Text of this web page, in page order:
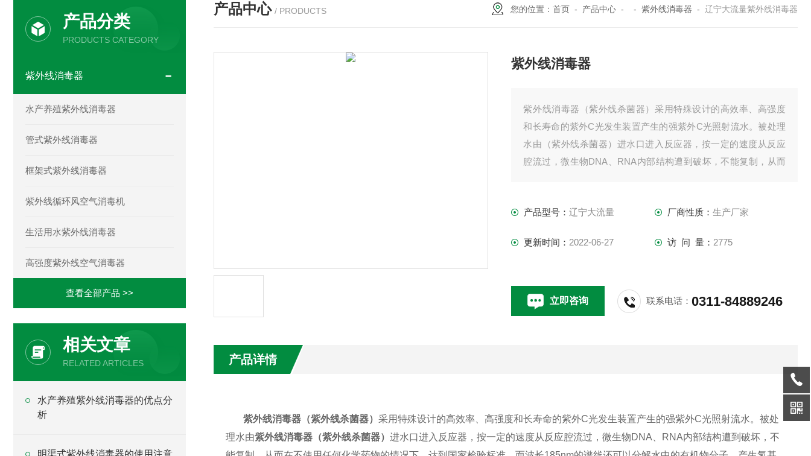
产品分类
PRODUCTS CATEGORY
紫外线消毒器
水产养殖紫外线消毒器
管式紫外线消毒器
框架式紫外线消毒器
紫外线循环风空气消毒机
生活用水紫外线消毒器
高强度紫外线空气消毒器
查看全部产品 >>
相关文章
RELATED ARTICLES
水产养殖紫外线消毒器的优点分
析
明渠式紫外线消毒器的使用注意
产品中心 / PRODUCTS 您的位置： 首页 - 产品中心 - - 紫外线消毒器 - 辽宁大流量紫外线消毒器
紫外线消毒器
紫外线消毒器（紫外线杀菌器）采用特殊设计的高效率、高强度
和长寿命的紫外C光发生装置产生的强紫外C光照射流水。被处理
水由（紫外线杀菌器）进水口进入反应器，按一定的速度从反应
腔流过，微生物DNA、RNA内部结构遭到破坏，不能复制，从而
将水中有机物分子氧化为二氧化碳，达到去除TO
产品型号：辽宁大流量 厂商性质： 生产厂家
更新时间： 2022-06-27 访 问 量： 2775
立即咨询 联系电话：0311-84889246
产品详情
紫外线消毒器（紫外线杀菌器）采用特殊设计的高效率、高强度和长寿命的紫外C光发生装置产生的强紫外C光照射流水。被处
理水由紫外线消毒器（紫外线杀菌器） 进水口进入反应器，按一定的速度从反应腔流过，微生物DNA RNA内部结构遭到破坏，不